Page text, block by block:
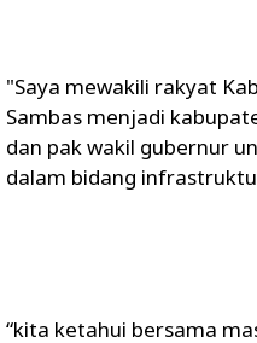
"Saya mewakili rakyat
Sambas menjadi
dan pak wakil gubernur
dalam bidang
“kita ketahui bersama